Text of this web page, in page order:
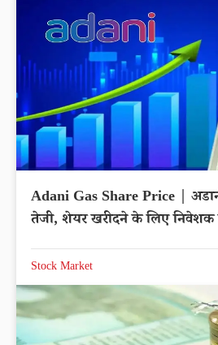
Adani Gas Share Price |
तेजी, शेयर खरीदने के लिए निवेशक
Stock Market